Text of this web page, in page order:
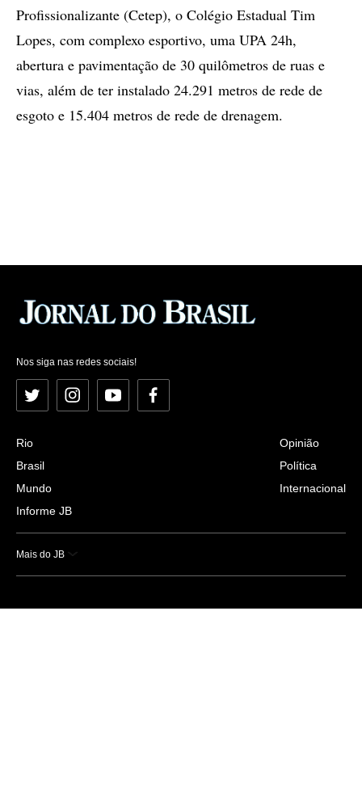
Profissionalizante (Cetep), o Colégio Estadual Tim
Lopes, com complexo esportivo, uma UPA 24h,
abertura e pavimentação de 30 quilômetros de ruas e
vias, além de ter instalado 24.291 metros de rede de
esgoto e 15.404 metros de rede de drenagem.
Nos siga nas redes sociais!
Twitter InstagramYouTubeFacebook
Rio
Brasil
Mundo
Informe JB
Opinião
Política
Internacional
Mais do JB
Esportes